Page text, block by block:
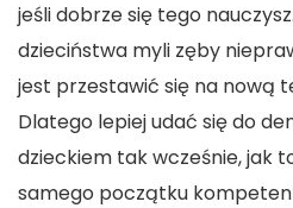
jeśli dobrze się tego
dzieciństwa myli zęby
jest przestawić się na nową
Dlatego lepiej udać się do
dzieckiem tak wcześnie, jak
samego początku